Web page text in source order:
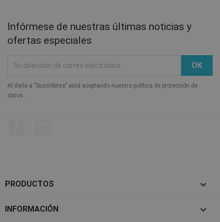
Infórmese de nuestras últimas noticias y
ofertas especiales
Al darle a "Suscribirse" está aceptando nuestro política de protección de
datos.
PRODUCTOS 
INFORMACIÓN 